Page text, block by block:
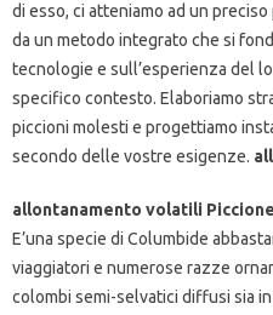
di esso, ci atteniamo ad un
da un metodo integrato che si
tecnologie e sull’esperienza del
specifico contesto. Elaboriamo
piccioni molesti e progettiamo
secondo delle vostre esigenze.
allontanamento volatili
E’una specie di Columbide
viaggiatori e numerose razze
colombi semi-selvatici diffusi sia